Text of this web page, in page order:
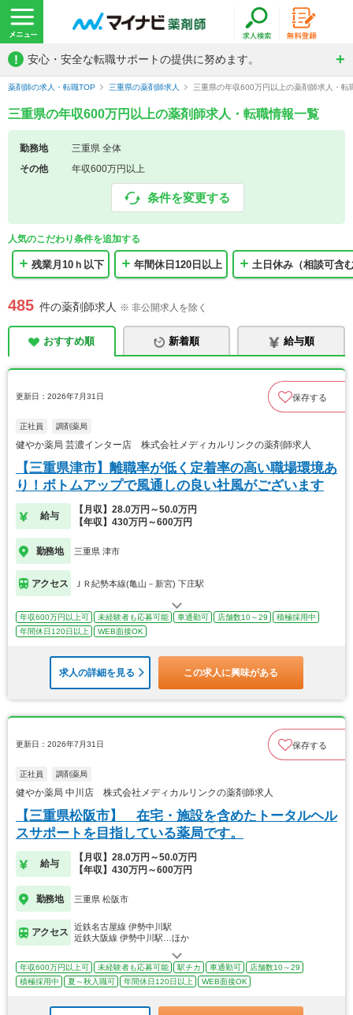
! 安心・安全な転職サポートの提供に努めます。
薬剤師の求人・転職TOP 三重県の薬剤師求人 三重県の年収600万円以上の薬剤師求人・転
三重県の年収600万円以上の薬剤師求人・転職情報一覧
勤務地
三重県 全体
その他
年収600万円以上
条件を変更する
人気のこだわり条件を追加する
残業月10ｈ以下 年間休日120日以上 土日休み（相談可含
485 件の薬剤師求人 ※ 非公開求人を除く
おすすめ順 新着順 給与順
更新日：2026年7月31日 保存する
正社員 調剤薬局
健やか薬局 芸濃インター店 株式会社メディカルリンクの薬剤師求人
【三重県津市】離職率が低く定着率の高い職場環境あ
り！ボトムアップで風通しの良い社風がございます
給与
【月収】28.0万円～50.0万円
【年収】430万円～600万円
勤務地 三重県 津市
アクセス ＪＲ紀勢本線(亀山－新宮) 下庄駅
年収600万円以上可 未経験者も応募可能 車通勤可 店舗数10～29
積極採用中
年間休日120日以上
WEB面接OK
求人の詳細を見る この求人に興味がある
更新日：2026年7月31日 保存する
正社員 調剤薬局
健やか薬局 中川店 株式会社メディカルリンクの薬剤師求人
【三重県松阪市】 在宅・施設を含めたトータルヘル
スサポートを目指している薬局です。
給与
【月収】28.0万円～50.0万円
【年収】430万円～600万円
勤務地 三重県 松阪市
アクセス
近鉄名古屋線 伊勢中川駅
近鉄大阪線 伊勢中川駅…ほか
年収600万円以上可 未経験者も応募可能 駅チカ 車通勤可
店舗数10～29
積極採用中
夏～秋入職可 年間休日120日以上 WEB面接OK